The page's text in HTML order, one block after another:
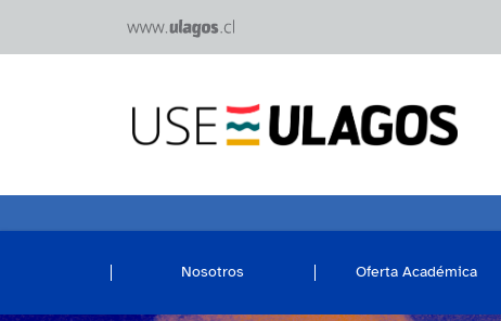
Nosotros Oferta Académica